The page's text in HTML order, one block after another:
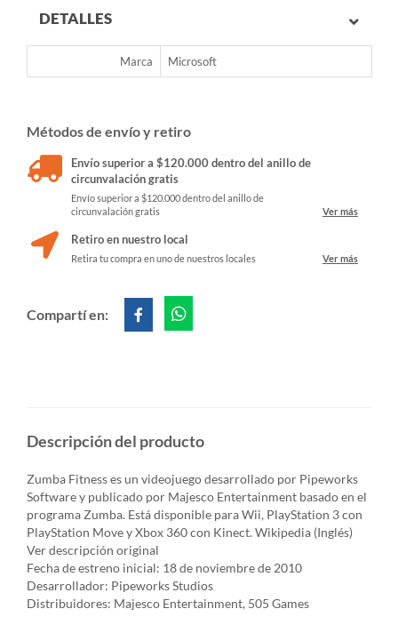
DETALLES
Marca Microsoft
Métodos de envío y retiro
Envío superior a $120.000 dentro del anillo de
circunvalación gratis
Envío superior a $120.000 dentro del anillo de
circunvalación gratis
Ver más
Retiro en nuestro local
Retira tu compra en uno de nuestros locales Ver más
Compartí en:
Descripción del producto
Zumba Fitness es un videojuego desarrollado por Pipeworks
Software y publicado por Majesco Entertainment basado en el
programa Zumba. Está disponible para Wii, PlayStation 3 con
PlayStation Move y Xbox 360 con Kinect. Wikipedia (Inglés)
Ver descripción original
Fecha de estreno inicial: 18 de noviembre de 2010
Desarrollador: Pipeworks Studios
Distribuidores: Majesco Entertainment, 505 Games